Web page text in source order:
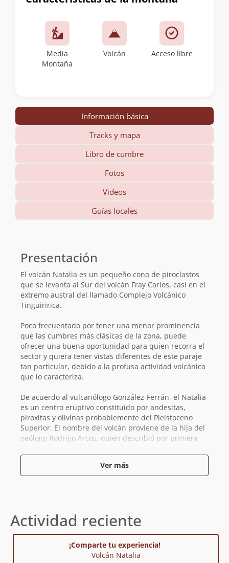
Media
Montaña
Volcán Acceso libre
Información básica
Tracks y mapa
Libro de cumbre
Fotos
Videos
Guías locales
básica
Presentación
El volcán Natalia es un pequeño cono de piroclastos
que se levanta al Sur del volcán Fray Carlos, casi en el
extremo austral del llamado Complejo Volcánico
Tinguiririca.
Poco frecuentado por tener una menor prominencia
que las cumbres más clásicas de la zona, puede
ofrecer una buena oportunidad para quien recorra el
sector y quiera tener vistas diferentes de este paraje
tan particular, debido a la profusa actividad volcánica
que lo caracteriza.
De acuerdo al vulcanólogo González-Ferrán, el Natalia
es un centro eruptivo constituido por andesitas,
piroxitas y olivinas probablemente del Pleistoceno
Superior. El nombre del volcán proviene de la hija del
geólogo Rodrigo Arcos, quien describió por primera
llamarlo de esta forma.
El acceso para intentar un ascenso a este volcán es el
Azufre. Para facilitar el ascenso de este volcán existe
posible acampar.
Ver más
Actividad reciente
¡Comparte tu experiencia!
Volcán Natalia